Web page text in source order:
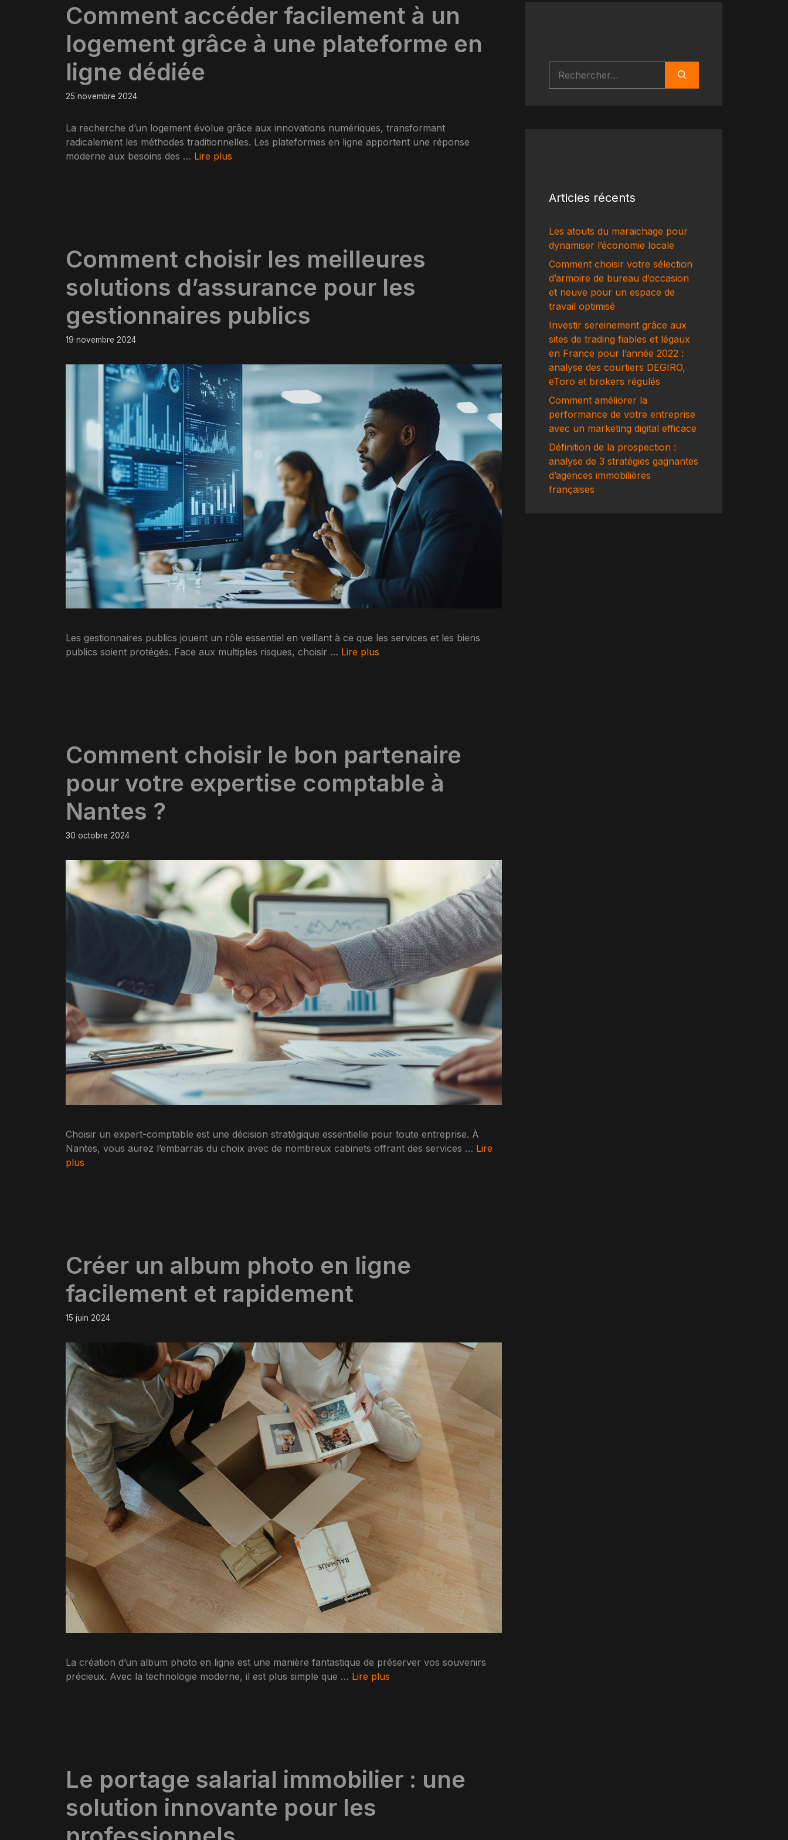
Comment accéder facilement à un
logement grâce à une plateforme en
ligne dédiée
25 novembre 2024
La recherche d’un logement évolue grâce aux innovations numériques, transformant
radicalement les méthodes traditionnelles. Les plateformes en ligne apportent une réponse
moderne aux besoins des … Lire plus
Comment choisir les meilleures
solutions d’assurance pour les
gestionnaires publics
19 novembre 2024
Les gestionnaires publics jouent un rôle essentiel en veillant à ce que les services et les biens
publics soient protégés. Face aux multiples risques, choisir … Lire plus
Comment choisir le bon partenaire
pour votre expertise comptable à
Nantes ?
30 octobre 2024
Choisir un expert-comptable est une décision stratégique essentielle pour toute entreprise. À
Nantes, vous aurez l’embarras du choix avec de nombreux cabinets offrant des services … Lire
plus
Créer un album photo en ligne
facilement et rapidement
15 juin 2024
La création d’un album photo en ligne est une manière fantastique de préserver vos souvenirs
précieux. Avec la technologie moderne, il est plus simple que … Lire plus
Le portage salarial immobilier : une
solution innovante pour les
Articles récents
Les atouts du maraichage pour
dynamiser l’économie locale
Comment choisir votre sélection
d’armoire de bureau d’occasion
et neuve pour un espace de
travail optimisé
Investir sereinement grâce aux
sites de trading fiables et légaux
en France pour l’année 2022 :
analyse des courtiers DEGIRO,
eToro et brokers régulés
Comment améliorer la
performance de votre entreprise
avec un marketing digital efficace
Définition de la prospection :
analyse de 3 stratégies gagnantes
d’agences immobilières
françaises